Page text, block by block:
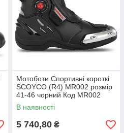
Мотоботи Спортивні короткі
SCOYCO (R4) MR002 розмір
41-46 чорний Код MR002
В наявності
5 740,80 ₴